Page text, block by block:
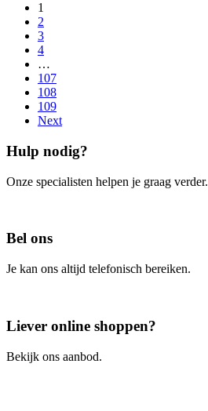
1
2
3
4
…
107
108
109
Next
Hulp nodig?
Onze specialisten helpen je graag verder.
Bel ons
Je kan ons altijd telefonisch bereiken.
Liever online shoppen?
Bekijk ons aanbod.